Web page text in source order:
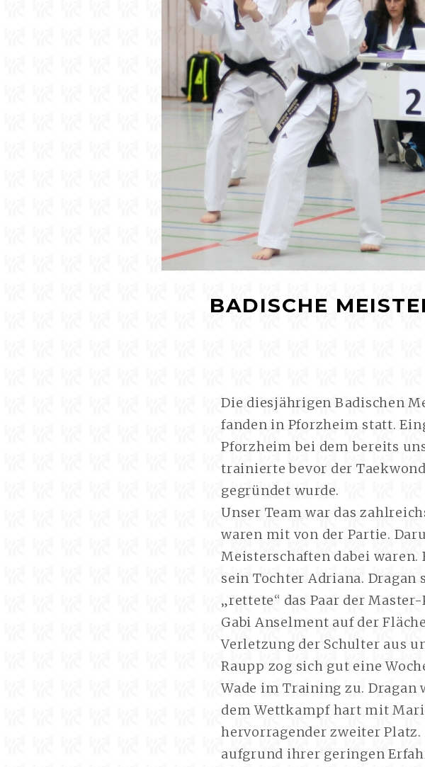
BADISCHE
Die diesjährigen Badischen
fanden in Pforzheim statt.
Pforzheim bei dem bereits
trainierte bevor der
gegründet wurde.
Unser Team war das
waren mit von der Partie.
Meisterschaften dabei waren.
sein Tochter Adriana.
„rettete“ das Paar der
Gabi Anselment auf der
Verletzung der Schulter aus
Raupp zog sich gut eine
Wade im Training zu.
dem Wettkampf hart mit
hervorragender zweiter
aufgrund ihrer geringen